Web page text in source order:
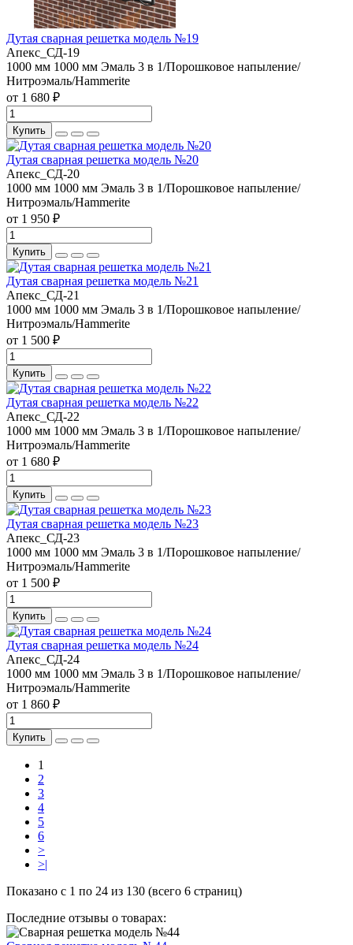
Дутая сварная решетка модель №19
Апекс_СД-19
1000 мм 1000 мм Эмаль 3 в 1/Порошковое напыление/
Нитроэмаль/Hammerite
от 1 680 ₽
Купить
Дутая сварная решетка модель №20
Апекс_СД-20
1000 мм 1000 мм Эмаль 3 в 1/Порошковое напыление/
Нитроэмаль/Hammerite
от 1 950 ₽
Купить
Дутая сварная решетка модель №21
Апекс_СД-21
1000 мм 1000 мм Эмаль 3 в 1/Порошковое напыление/
Нитроэмаль/Hammerite
от 1 500 ₽
Купить
Дутая сварная решетка модель №22
Апекс_СД-22
1000 мм 1000 мм Эмаль 3 в 1/Порошковое напыление/
Нитроэмаль/Hammerite
от 1 680 ₽
Купить
Дутая сварная решетка модель №23
Апекс_СД-23
1000 мм 1000 мм Эмаль 3 в 1/Порошковое напыление/
Нитроэмаль/Hammerite
от 1 500 ₽
Купить
Дутая сварная решетка модель №24
Апекс_СД-24
1000 мм 1000 мм Эмаль 3 в 1/Порошковое напыление/
Нитроэмаль/Hammerite
от 1 860 ₽
Купить
1
2
3
4
5
6
>
>|
Показано с 1 по 24 из 130 (всего 6 страниц)
Последние отзывы о товарах: